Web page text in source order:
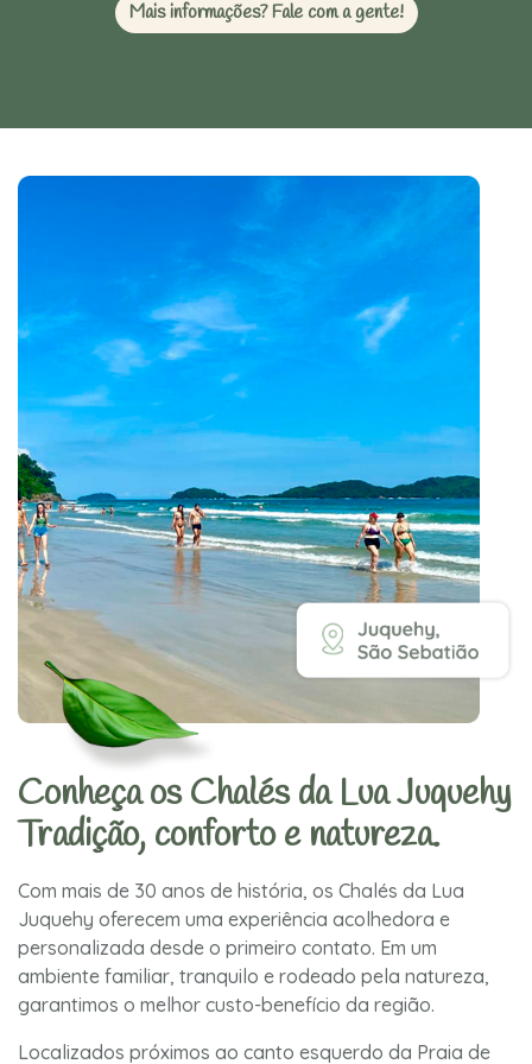
Mais informações? Fale com a gente!
Conheça os Chalés da Lua Juquehy
Tradição, conforto e natureza.
Com mais de 30 anos de história, os Chalés da Lua
Juquehy oferecem uma experiência acolhedora e
personalizada desde o primeiro contato. Em um
ambiente familiar, tranquilo e rodeado pela natureza,
garantimos o melhor custo-benefício da região.
Localizados próximos ao canto esquerdo da Praia de